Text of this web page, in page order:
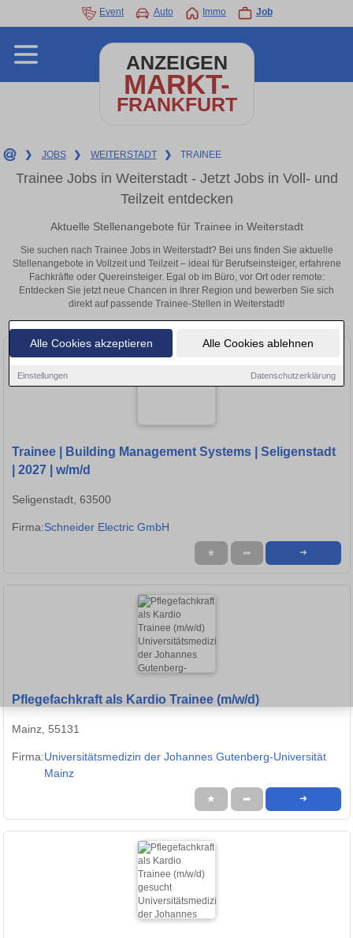
Alle Cookies akzeptieren Alle Cookies ablehnen
Einstellungen Datenschutzerklärung
Event Auto Immo Job
ANZEIGEN
MARKT-
FRANKFURT
❯ JOBS ❯ WEITERSTADT ❯ TRAINEE
Trainee Jobs in Weiterstadt - Jetzt Jobs in Voll- und
Teilzeit entdecken
Aktuelle Stellenangebote für Trainee in Weiterstadt
Sie suchen nach Trainee Jobs in Weiterstadt? Bei uns finden Sie aktuelle
Stellenangebote in Vollzeit und Teilzeit – ideal für Berufseinsteiger, erfahrene
Fachkräfte oder Quereinsteiger. Egal ob im Büro, vor Ort oder remote:
Entdecken Sie jetzt neue Chancen in Ihrer Region und bewerben Sie sich
direkt auf passende Trainee-Stellen in Weiterstadt!
Trainee | Building Management Systems | Seligenstadt
| 2027 | w/m/d
Seligenstadt, 63500
Firma:Schneider Electric GmbH
★ ➦ ➜
Pflegefachkraft als Kardio Trainee (m/w/d)
Mainz, 55131
Firma:Universitätsmedizin der Johannes Gutenberg-Universität
Mainz
★ ➦ ➜